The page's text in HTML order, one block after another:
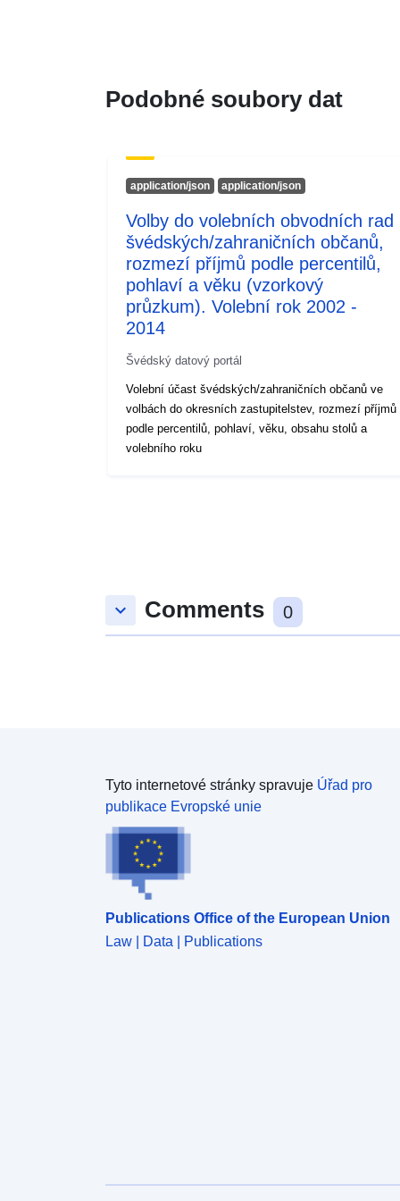
Podobné soubory dat
application/json application/json
Volby do volebních obvodních rad
švédských/zahraničních občanů,
rozmezí příjmů podle percentilů,
pohlaví a věku (vzorkový
průzkum). Volební rok 2002 -
2014
Švédský datový portál
Volební účast švédských/zahraničních občanů ve
volbách do okresních zastupitelstev, rozmezí příjmů
podle percentilů, pohlaví, věku, obsahu stolů a
volebního roku
keyboard_arrow_down Comments 0
Tyto internetové stránky spravuje Úřad pro
publikace Evropské unie
Publications Office of the European Union
Law | Data | Publications